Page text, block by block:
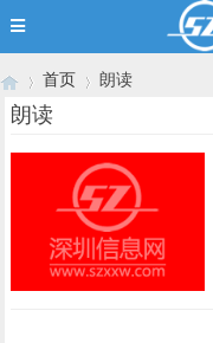
首页
›
朗读
朗读